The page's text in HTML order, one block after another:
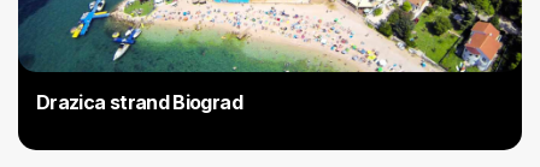
Drazica strand Biograd